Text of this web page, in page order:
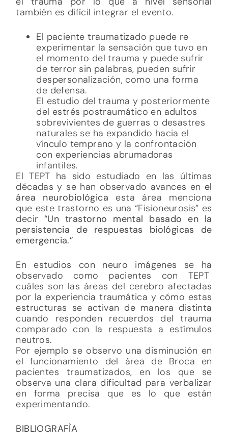
también es difícil integrar el evento.
El paciente traumatizado puede re
experimentar la sensación que tuvo en
el momento del trauma y puede sufrir
de terror sin palabras, pueden sufrir
despersonalización, como una forma
de defensa.
El estudio del trauma y posteriormente
del estrés postraumático en adultos
sobrevivientes de guerras o desastres
naturales se ha expandido hacia el
vínculo temprano y la confrontación
con experiencias abrumadoras
infantiles.
El TEPT ha sido estudiado en las últimas
décadas y se han observado avances en el
área neurobiológica esta área menciona
que este trastorno es una “Fisioneurosis” es
decir “Un trastorno mental basado en la
persistencia de respuestas biológicas de
emergencia.”
En estudios con neuro imágenes se ha
observado como pacientes con TEPT
cuáles son las áreas del cerebro afectadas
por la experiencia traumática y cómo estas
estructuras se activan de manera distinta
cuando responden recuerdos del trauma
comparado con la respuesta a estímulos
neutros.
Por ejemplo se observo una disminución en
el funcionamiento del área de Broca en
pacientes traumatizados, en los que se
observa una clara dificultad para verbalizar
en forma precisa que es lo que están
experimentando.
BIBLIOGRAFÌA